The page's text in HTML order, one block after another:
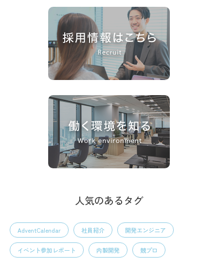
人気のあるタグ
AdventCalendar 社員紹介 開発エンジニア
イベント参加レポート 内製開発 競プロ